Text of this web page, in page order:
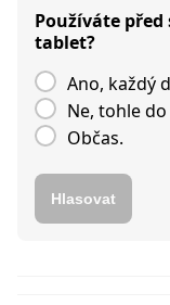
Používáte
tablet?
Ano, každý
Ne, tohle
Občas.
Hlasovat